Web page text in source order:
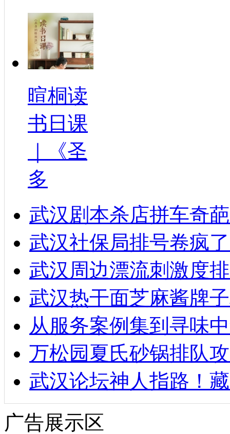
暄桐读
书日课
｜《圣
多
武汉剧本杀店拼车奇
武汉社保局排号卷疯
武汉周边漂流刺激度
武汉热干面芝麻酱牌
从服务案例集到寻味
万松园夏氏砂锅排队
武汉论坛神人指路！
广告展示区